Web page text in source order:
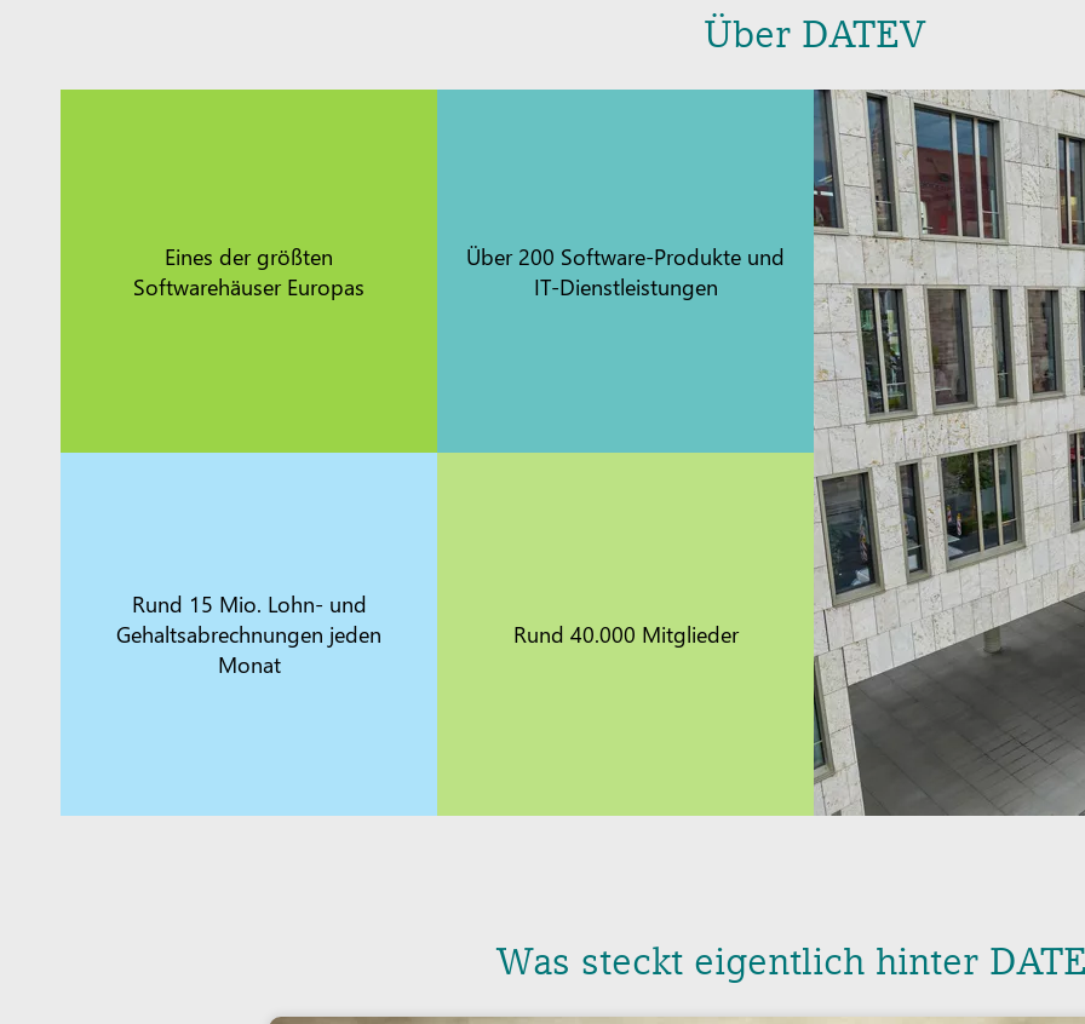
Über DATEV
Eines der größten
Softwarehäuser Europas
Über 200 Software-Produkte und
IT-Dienstleistungen
Rund 15 Mio. Lohn- und
Gehaltsabrechnungen jeden
Monat
Rund 40.000 Mitglieder
Was steckt eigentlich hinter